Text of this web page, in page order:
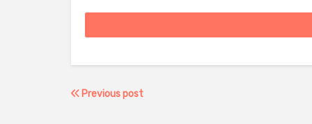
Previous post